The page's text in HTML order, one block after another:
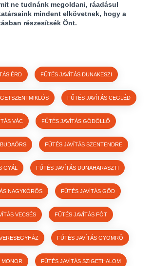
ne tudnánk megoldani, ráadásul
mindent elkövetnek, hogy a
részesítsék Önt.
ÉRD FŰTÉS JAVÍTÁS DUNAKESZI
FŰTÉS JAVÍTÁS CEGLÉD
VÁC FŰTÉS JAVÍTÁS GÖDÖLLŐ
FŰTÉS JAVÍTÁS SZENTENDRE
GYÁL FŰTÉS JAVÍTÁS DUNAHARASZTI
NAGYKŐRÖS FŰTÉS JAVÍTÁS GÖD
VECSÉS FŰTÉS JAVÍTÁS FÓT
FŰTÉS JAVÍTÁS GYÖMRŐ
MONOR FŰTÉS JAVÍTÁS SZIGETHALOM